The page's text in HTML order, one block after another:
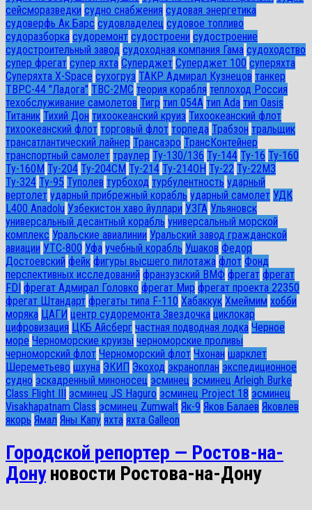
сейсморазведки судно снабжения судовая энергетика
судоверфь Ак Барс судовладелец судовое топливо
судоразборка судоремонт судостроени судостроение
судостроительный завод судоходная компания Гама судоходство
супер фрегат супер яхта Суперджет Суперджет 100 суперяхта
Суперяхта X-Space сухогруз ТАКР Адмирал Кузнецов танкер
ТВРС-44 "Ладога" ТВС-2МС теория корабля теплоход Россия
техобслуживание самолетов Тигр тип 054А тип Ada тип Oasis
Титаник Тихий Дон тихоокеанский круиз Тихоокеанский флот
тихоокеанский флот торговый флот торпеда Трабзон тральщик
трансатлантический лайнер Трансаэро ТрансКонтейнер
транспортный самолет траулер Ту-130/136 Ту-144 Ту-16 Ту-160
Ту-160М Ту-204 Ту-204СМ Ту-214 Ту-214ОН Ту-22 Ту-22М3
Ту-324 Ту-95 Туполев турбоход турбулентность ударный
вертолет ударный прибрежный корабль ударный самолет УДК
L400 Anadolu Узбекистон хаво йуллари УЗГА Ульяновск
универсальный десантный корабль универсальный морской
комплекс Уральские авиалинии Уральский завод гражданской
авиации УТС-800 Уфа учебный корабль Ушаков Федор
Достоевский фейк фигуры высшего пилотажа флот Фонд
перспективных исследований франзузский ВМФ фрегат фрегат
FDI фрегат Адмирал Головко фрегат Мир фрегат проекта 22350
фрегат Штандарт фрегаты типа F-110 Хабаккук Хмеймим хобби
моряка ЦАГИ центр судоремонта Звездочка циклокар
цифровизация ЦКБ Айсберг частная подводная лодка Черное
море Черноморские круизы черноморские проливы
черноморский флот Черноморский флот Чхонан шарклет
Шереметьево шхуна ЭКИП Экоход экраноплан экспедиционное
судно эскадренный миноносец эсминец эсминец Arleigh Burke
Class Flight III эсминец JS Haguro эсминец Project 18 эсминец
Visakhapatnam Class эсминец Zumwalt Як-9 Яков Балаев Яковлев
якорь Ямал Яны Капу яхта яхта Galleon
Городской репортер — Ростов-на-
Дону новости Ростова-на-Дону